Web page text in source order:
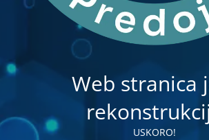
Web stranica
USKORO!